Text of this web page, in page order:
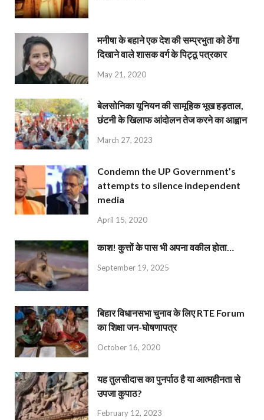
मनीषा के बहाने एक देश की सम्प्रभुता को ठेंगा
दिखाने वाले शासक वर्ग के पिट्ठू पत्रकार
May 21, 2020
बेलसोनिका यूनियन की सामूहिक भूख हड़ताल,
छंटनी के खिलाफ आंदोलन तेज करने का आह्वान
March 27, 2023
Condemn the UP Government’s
attempts to silence independent
media
April 15, 2020
काश! कुत्तों के पास भी अपना वकील होता…
September 19, 2025
बिहार विधानसभा चुनाव के लिए RTE Forum
का शिक्षा जन-घोषणापत्र
October 16, 2020
यह तुलसीदास का पुनर्पाठ है या आत्महीनता से
उपजा कुपाठ?
February 12, 2023